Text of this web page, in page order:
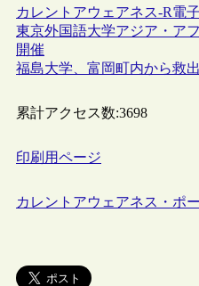
カレントアウェアネス-R電
東京外国語大学アジア・ア
開催
福島大学、富岡町内から救
累計アクセス数:3698
印刷用ページ
カレントアウェアネス・ポ